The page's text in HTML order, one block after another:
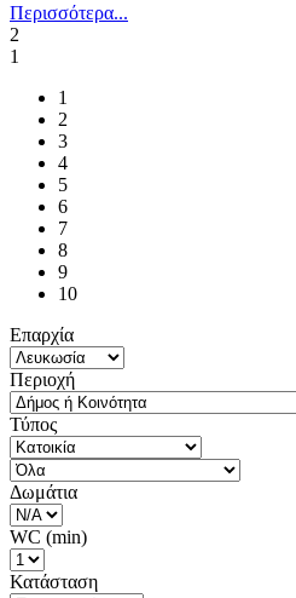
Περισσότερα...
2
1
1
2
3
4
5
6
7
8
9
10
Επαρχία
Περιοχή
Τύπος
Δωμάτια
WC (min)
Κατάσταση